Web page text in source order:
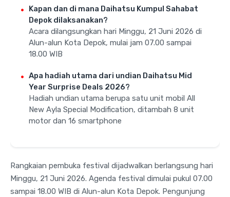
Kapan dan di mana Daihatsu Kumpul Sahabat
Depok dilaksanakan?
Acara dilangsungkan hari Minggu, 21 Juni 2026 di
Alun-alun Kota Depok, mulai jam 07.00 sampai
18.00 WIB
Apa hadiah utama dari undian Daihatsu Mid
Year Surprise Deals 2026?
Hadiah undian utama berupa satu unit mobil All
New Ayla Special Modification, ditambah 8 unit
motor dan 16 smartphone
Rangkaian pembuka festival dijadwalkan berlangsung hari
Minggu, 21 Juni 2026. Agenda festival dimulai pukul 07.00
sampai 18.00 WIB di Alun-alun Kota Depok. Pengunjung